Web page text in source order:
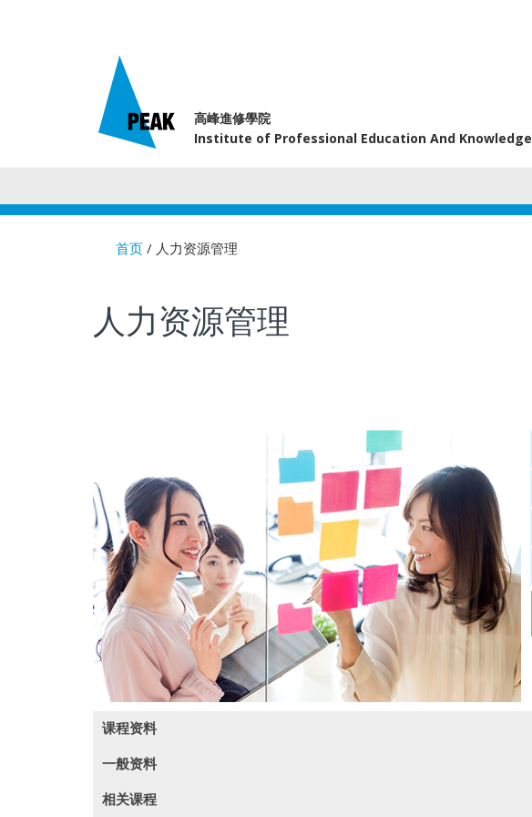
高峰進修學院
Institute of Professional Education And Knowledge
首页 / 人力资源管理
人力资源管理
课程资料
一般资料
相关课程